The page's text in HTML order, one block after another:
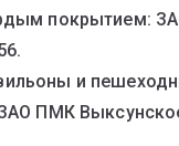
покрытием:
и
ПМК